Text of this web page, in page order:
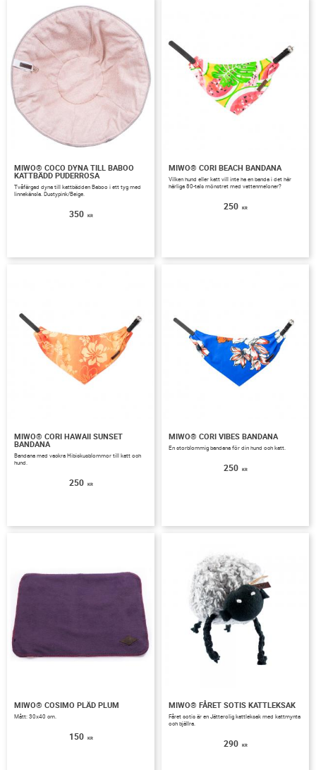
MIWO® COCO DYNA TILL BABOO
KATTBÄDD PUDERROSA
Tvåfärgad dyna till kattbädden Baboo i ett tyg med
linnekänsla. Dustypink/Beige.
350 KR
MIWO® CORI BEACH BANDANA
Vilken hund eller katt vill inte ha en banda i det här
härliga 80-tals mönstret med vattenmeloner?
250 KR
MIWO® CORI HAWAII SUNSET
BANDANA
Bandana med vackra Hibiskusblommor till katt och
hund.
250 KR
MIWO® CORI VIBES BANDANA
En storblommig bandana för din hund och katt.
250 KR
MIWO® COSIMO PLÄD PLUM
Mått: 30x40 cm.
150 KR
MIWO® FÅRET SOTIS KATTLEKSAK
Fåret sotis är en Jätterolig kattleksak med kattmynta
och bjällra.
290 KR